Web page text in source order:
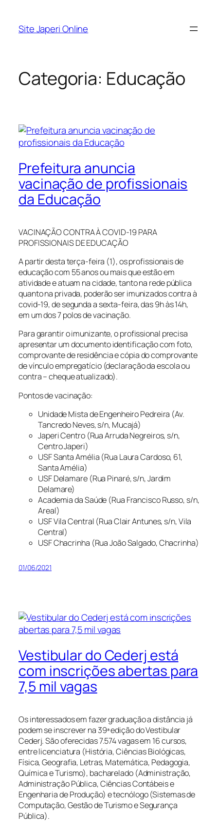
Site Japeri Online
Categoria: Educação
Prefeitura anuncia
vacinação de profissionais
da Educação
VACINAÇÃO CONTRA À COVID-19 PARA
PROFISSIONAIS DE EDUCAÇÃO
A partir desta terça-feira (1), os profissionais de
educação com 55 anos ou mais que estão em
atividade e atuam na cidade, tanto na rede pública
quanto na privada, poderão ser imunizados contra à
covid-19, de segunda a sexta-feira, das 9h às 14h,
em um dos 7 polos de vacinação.
Para garantir o imunizante, o profissional precisa
apresentar um documento identificação com foto,
comprovante de residência e cópia do comprovante
de vínculo empregatício (declaração da escola ou
contra – cheque atualizado).
Pontos de vacinação:
Unidade Mista de Engenheiro Pedreira (Av.
Tancredo Neves, s/n, Mucajá)
Japeri Centro (Rua Arruda Negreiros, s/n,
Centro Japeri)
USF Santa Amélia (Rua Laura Cardoso, 61,
Santa Amélia)
USF Delamare (Rua Pinaré, s/n, Jardim
Delamare)
Academia da Saúde (Rua Francisco Russo, s/n,
Areal)
USF Vila Central (Rua Clair Antunes, s/n, Vila
Central)
USF Chacrinha (Rua João Salgado, Chacrinha)
01/06/2021
Vestibular do Cederj está
com inscrições abertas para
7,5 mil vagas
Os interessados em fazer graduação a distância já
podem se inscrever na 39ª edição do Vestibular
Cederj. São oferecidas 7.574 vagas em 16 cursos,
entre licenciatura (História, Ciências Biológicas,
Física, Geografia, Letras, Matemática, Pedagogia,
Química e Turismo), bacharelado (Administração,
Administração Pública, Ciências Contábeis e
Engenharia de Produção) e tecnólogo (Sistemas de
Computação, Gestão de Turismo e Segurança
Pública).